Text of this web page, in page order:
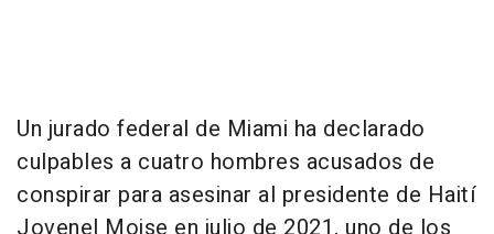
Un jurado federal de Miami ha declarado
culpables a cuatro hombres acusados de
conspirar para asesinar al presidente de Haití